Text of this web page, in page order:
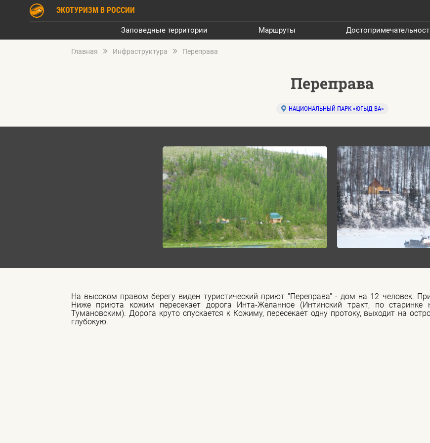
ЭКОТУРИЗМ В РОССИИ
Заповедные территории Маршруты
Главная Инфраструктура Переправа
Переправа
НАЦИОНАЛЬНЫЙ ПАРК «ЮГЫД ВА»
На высоком правом берегу виден туристический приют "Переправа" - дом на 12 человек.
Ниже приюта кожим пересекает дорога Инта-Желанное (Интинский тракт, по
Тумановским). Дорога круто спускается к Кожиму, пересекает одну протоку, выходит на
глубокую.